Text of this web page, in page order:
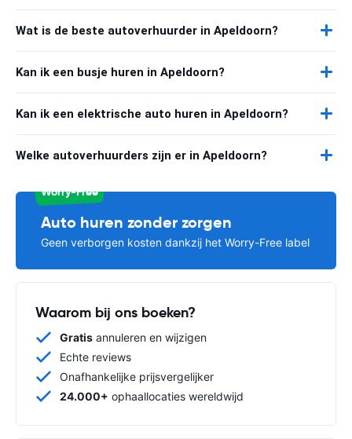
Wat is de beste autoverhuurder in Apeldoorn?
Kan ik een busje huren in Apeldoorn?
Kan ik een elektrische auto huren in Apeldoorn?
Welke autoverhuurders zijn er in Apeldoorn?
Worry-Free
Auto huren zonder zorgen
Geen verborgen kosten dankzij het Worry-Free label
Waarom bij ons boeken?
Gratis annuleren en wijzigen
Echte reviews
Onafhankelijke prijsvergelijker
24.000+ ophaallocaties wereldwijd